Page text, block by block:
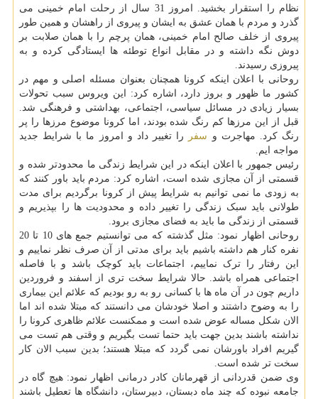
نظام را استقرار بخشید. امروز 31 سال از رحلت امام خمینی می
گذرد و مردم با همان عشق به ایشان و پیروی از راهشان و همین طور
پیروی از خلف صالح امام خمینی، همان پرچم را با همان صلابت بر
دوش نگه داشته و در مقابل انواع توطئه ها ایستادگی کرده و به
پیروزی رسیدند.
روحانی با اعلان اینکه کرونا همچنان بعنوان مسئله اصلی و مهم در
کشور ما ظهور و بروز دارد، اشاره کرد: این ویروس سبب تحولات
بسیار زیادی در مسائل سیاسی، اجتماعی، بهداشتی و فرهنگی شد.
قبل از این مرزها کم رنگ شده بودند، اما کرونا موضوع مرزها را پر
رنگ کرد. مهاجرت و سفر
را تغییر داد و امروز ما با شرایط جدید
مواجه ایم.
رئیس جمهور با اعلان اینکه در این شرایط زندگی ما محدودتر شده و
قسمتی از آن مجازی شده است، اشاره کرد: مردم باید باور کنند که
به زودی ما نمی توانیم به شرایط پیش از کرونا برگردیم برای مدت
طولانی باید سبک زندگی را تغییر داده و محدودیت ها را بپذیریم و
قسمتی از زندگی ما باید به فضای مجازی برود.
روحانی اظهار نمود: مثل گذشته که می توانستیم جمع های 10 تا 20
نفره کنار هم داشته باشیم باید برای مدتی از آن صرف نظر نماییم و
این رفتار را ترک نماییم، اجتماعات باید کوچک باشد و با فاصله
اجتماعی همراه باشد. حالا شرایط سخت تری از اسفند و فروردین
داریم چون در آن ماه ها با کسانی رو به رو بودیم که علائم این بیماری
را به وضوح داشتند و اصلا خودشان می دانستند که مبتلا شده اند اما
الان شکل مساله عوض شده است و ممکنست علائم ظاهری کرونا را
نداشته باشند بدین جهت باید حتما تست بگیریم و وقتی هم تست می
گیریم افراد باورشان نمی گردد که مبتلا هستند؛ بدین سبب الان کار
سخت تر شده است.
وی ضمن قدردانی از قهرمانان کادر درمانی اظهار نمود: هیچ گاه در
جامعه نبوده که چند ماه دبستان، دبیرستان، دانشگاه ها تعطیل باشند